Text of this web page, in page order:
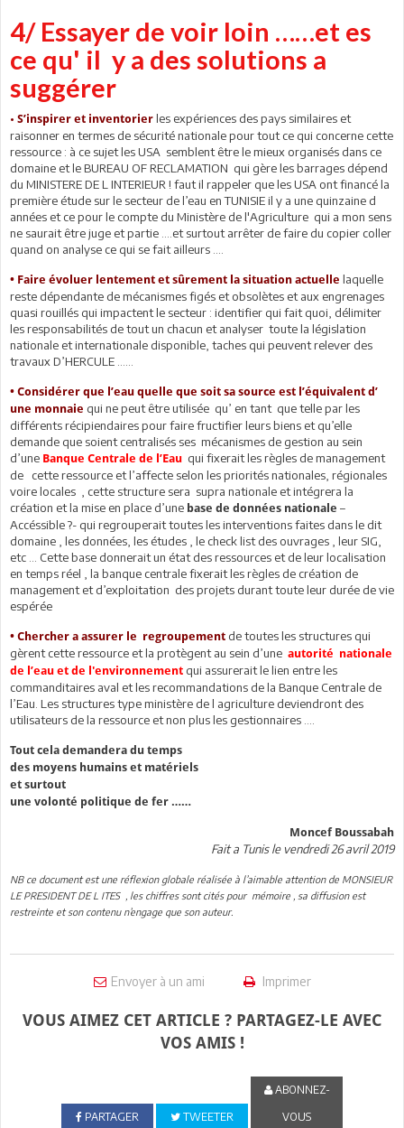
4/ Essayer de voir loin ……et es
ce qu' il y a des solutions a
suggérer
• S’inspirer et inventorier les expériences des pays similaires et
raisonner en termes de sécurité nationale pour tout ce qui concerne cette
ressource : à ce sujet les USA semblent être le mieux organisés dans ce
domaine et le BUREAU OF RECLAMATION qui gère les barrages dépend
du MINISTERE DE L INTERIEUR ! faut il rappeler que les USA ont financé la
première étude sur le secteur de l’eau en TUNISIE il y a une quinzaine d
années et ce pour le compte du Ministère de l'Agriculture qui a mon sens
ne saurait être juge et partie ….et surtout arrêter de faire du copier coller
quand on analyse ce qui se fait ailleurs ….
• Faire évoluer lentement et sûrement la situation actuelle laquelle
reste dépendante de mécanismes figés et obsolètes et aux engrenages
quasi rouillés qui impactent le secteur : identifier qui fait quoi, délimiter
les responsabilités de tout un chacun et analyser toute la législation
nationale et internationale disponible, taches qui peuvent relever des
travaux D’HERCULE ……
• Considérer que l’eau quelle que soit sa source est l’équivalent d’
une monnaie qui ne peut être utilisée qu’ en tant que telle par les
différents récipiendaires pour faire fructifier leurs biens et qu’elle
demande que soient centralisés ses mécanismes de gestion au sein
d’une Banque Centrale de l’Eau qui fixerait les règles de management
de cette ressource et l’affecte selon les priorités nationales, régionales
voire locales , cette structure sera supra nationale et intégrera la
création et la mise en place d’une base de données nationale –
Accéssible ?- qui regrouperait toutes les interventions faites dans le dit
domaine , les données, les études , le check list des ouvrages , leur SIG,
etc … Cette base donnerait un état des ressources et de leur localisation
en temps réel , la banque centrale fixerait les règles de création de
management et d’exploitation des projets durant toute leur durée de vie
espérée
• Chercher a assurer le regroupement de toutes les structures qui
gèrent cette ressource et la protègent au sein d’une autorité nationale
de l’eau et de l'environnement qui assurerait le lien entre les
commanditaires aval et les recommandations de la Banque Centrale de
l’Eau. Les structures type ministère de l agriculture deviendront des
utilisateurs de la ressource et non plus les gestionnaires ….
Tout cela demandera du temps
des moyens humains et matériels
et surtout
une volonté politique de fer ……
Moncef Boussabah
Fait a Tunis le vendredi 26 avril 2019
NB ce document est une réflexion globale réalisée à l’aimable attention de MONSIEUR
LE PRESIDENT DE L ITES , les chiffres sont cités pour mémoire , sa diffusion est
restreinte et son contenu n’engage que son auteur.
Envoyer à un ami Imprimer
VOUS AIMEZ CET ARTICLE ? PARTAGEZ-LE AVEC
VOS AMIS !
PARTAGER TWEETER
ABONNEZ-
VOUS